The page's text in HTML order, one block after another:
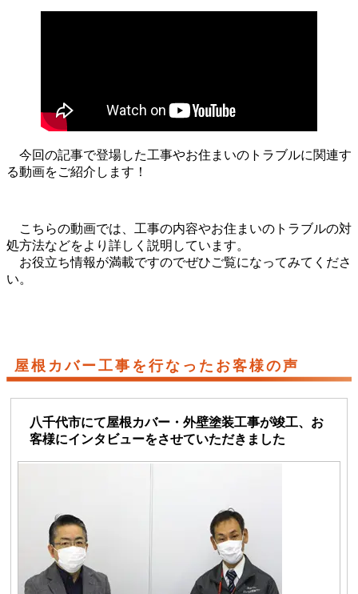
今回の記事で登場した工事やお住まいのトラブルに関連す
る動画をご紹介します！
こちらの動画では、工事の内容やお住まいのトラブルの対
処方法などをより詳しく説明しています。
お役立ち情報が満載ですのでぜひご覧になってみてくださ
い。
屋根カバー工事を行なったお客様の声
八千代市にて屋根カバー・外壁塗装工事が竣工、お
客様にインタビューをさせていただきました